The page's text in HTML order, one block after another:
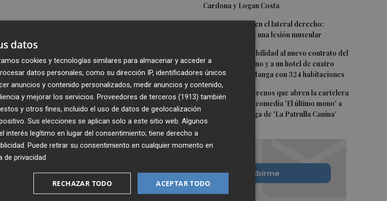
Cardona y Logan Costa
3Más problemas en el lateral derecho:
Monferrer sufre una lesión muscular
San Javier da viabilidad al nuevo contrato del
transporte urbano y a un hotel de cuatro
estrellas en La Manga con 324 habitaciones
5 Estos son los estrenos que abren la cartelera
en agosto: de la comedia 'El último mono' a
una nueva entrega de 'La Patrulla Canina'
toda la actualidad de
Podcast en tu correo
Quiero suscribirme
datos
cookies y tecnologías similares para almacenar y acceder a
datos personales, como su dirección IP, identificadores únicos
anuncios y contenido personalizados, medir anuncios y contenido,
y mejorar los servicios. Proveedores de terceros (1913) también
y otros fines, incluido el uso de datos de geolocalización
Sus elecciones se aplican solo a este sitio web. Algunos
interés legítimo en lugar del consentimiento; tiene derecho a
. Puede retirar su consentimiento en cualquier momento en
de privacidad
ACEPTAR TODO
RECHAZAR TODO